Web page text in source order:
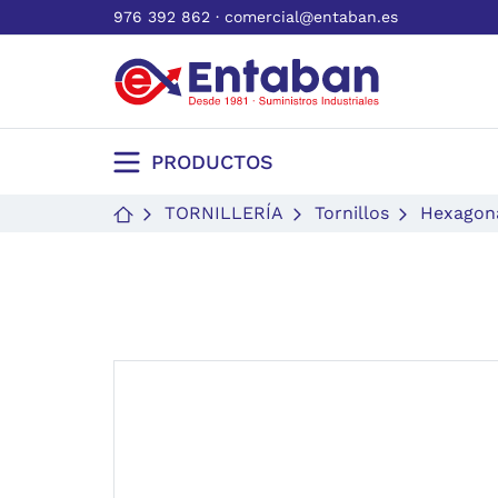
976 392 862 · comercial@entaban.es
PRODUCTOS
TORNILLERÍA Tornillos